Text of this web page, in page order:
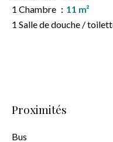
1 Chambre
11 m²
1 Salle de douche /
Proximités
Bus